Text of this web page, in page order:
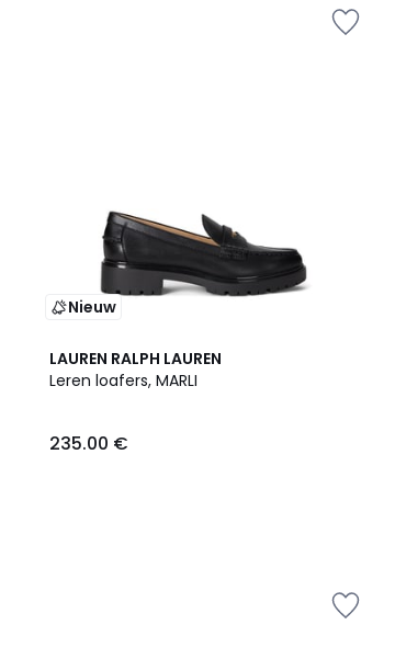
Nieuw
LAUREN RALPH LAUREN
Leren loafers, MARLI
235.00 €